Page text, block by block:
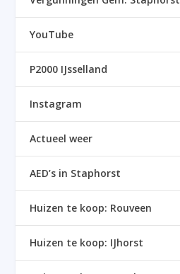
YouTube
P2000 IJsselland
Instagram
Actueel weer
AED’s in Staphorst
Huizen te koop: Rouveen
Huizen te koop: IJhorst